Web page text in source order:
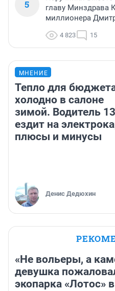
5
главу Минздрава
миллионера
4 823 15
МНЕНИЕ
Тепло для
холодно в салоне
зимой. Водитель
ездит на
плюсы и минусы
Денис Дедюхин
«Не вольеры, а
девушка
экопарка «Лотос»